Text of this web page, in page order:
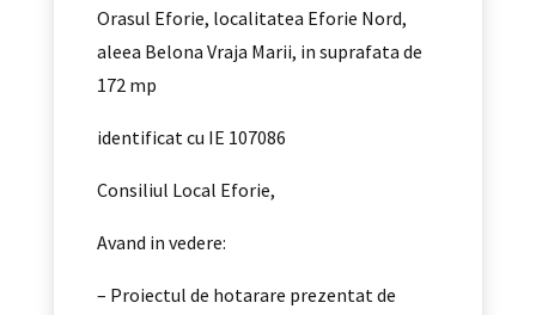
Orasul Eforie, localitatea Eforie Nord,
aleea Belona Vraja Marii, in suprafata de
172 mp
identificat cu IE 107086
Consiliul Local Eforie,
Avand in vedere:
– Proiectul de hotarare prezentat de